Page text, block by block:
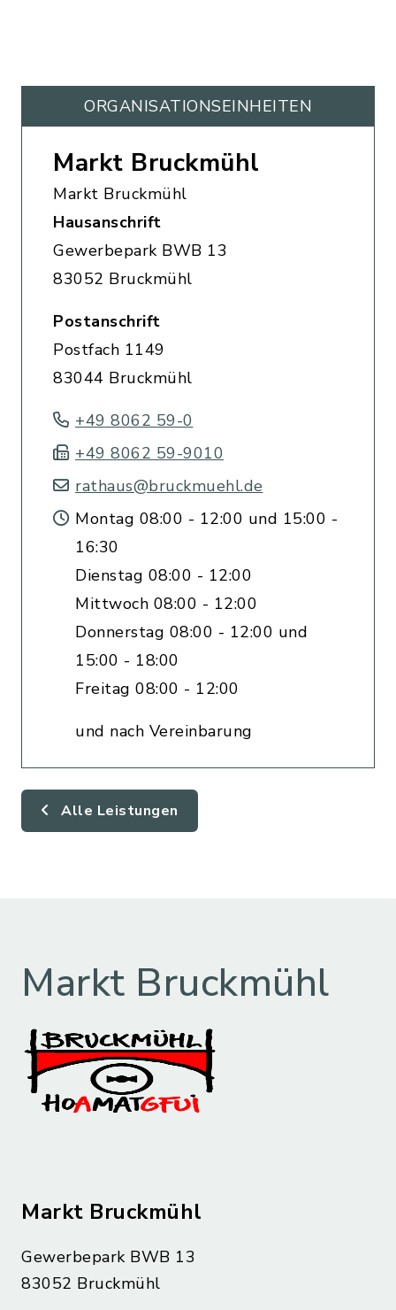
ORGANISATIONS­EINHEITEN
Markt Bruckmühl
Markt Bruckmühl
Hausanschrift
Gewerbepark BWB 13
83052 Bruckmühl
Postanschrift
Postfach 1149
83044 Bruckmühl
+49 8062 59-0
+49 8062 59-9010
rathaus@bruckmuehl.de
Montag 08:00 - 12:00 und 15:00 -
16:30
Dienstag 08:00 - 12:00
Mittwoch 08:00 - 12:00
Donnerstag 08:00 - 12:00 und
15:00 - 18:00
Freitag 08:00 - 12:00
und nach Vereinbarung
Alle Leistungen
Markt Bruckmühl
Markt Bruckmühl
Gewerbepark BWB 13
83052 Bruckmühl